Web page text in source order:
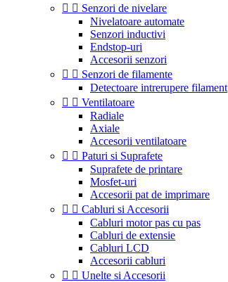
  Senzori de nivelare
Nivelatoare automate
Senzori inductivi
Endstop-uri
Accesorii senzori
  Senzori de filamente
Detectoare intrerupere filament
  Ventilatoare
Radiale
Axiale
Accesorii ventilatoare
  Paturi si Suprafete
Suprafete de printare
Mosfet-uri
Accesorii pat de imprimare
  Cabluri si Accesorii
Cabluri motor pas cu pas
Cabluri de extensie
Cabluri LCD
Accesorii cabluri
  Unelte si Accesorii